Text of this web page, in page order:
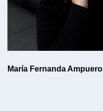
María Fernanda Ampuero